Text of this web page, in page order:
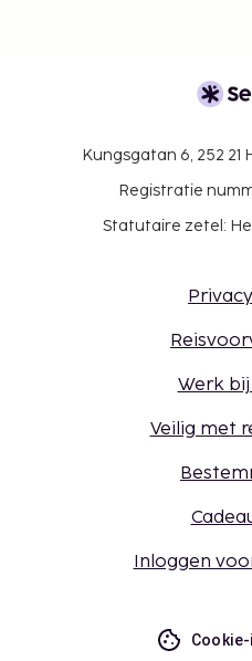
Kungsgatan 6, 252 21
Registratie
Statutaire zetel:
Werk
Veilig met
Inloggen